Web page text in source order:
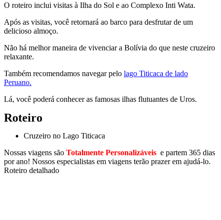
O roteiro inclui visitas à Ilha do Sol e ao Complexo Inti Wata.
Após as visitas, você retornará ao barco para desfrutar de um
delicioso almoço.
Não há melhor maneira de vivenciar a Bolívia do que neste cruzeiro
relaxante.
Também recomendamos navegar pelo lago Titicaca de lado
Peruano.
Lá, você poderá conhecer as famosas ilhas flutuantes de Uros.
Roteiro
Cruzeiro no Lago Titicaca
Nossas viagens são Totalmente Personalizáveis e partem 365 dias
por ano! Nossos especialistas em viagens terão prazer em ajudá-lo.
Roteiro detalhado